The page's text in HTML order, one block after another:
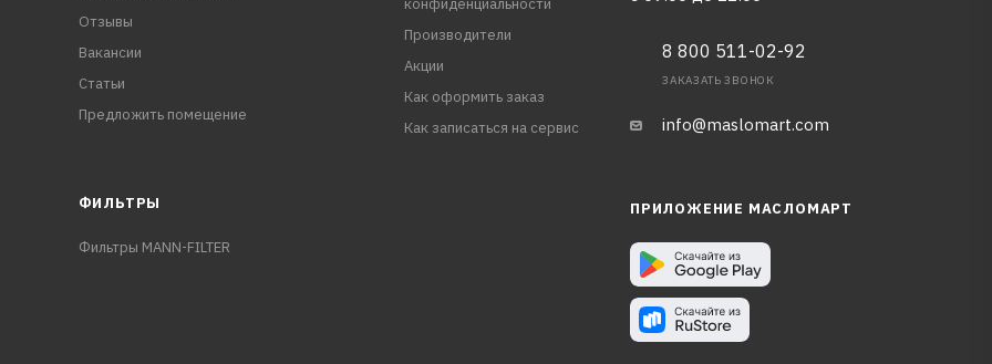
Отзывы
Вакансии
Статьи
Предложить помещение
конфиденциальности
Производители
Акции
Как оформить заказ
Как записаться на сервис
8 800 511-02-92
ЗАКАЗАТЬ ЗВОНОК
info@maslomart.com
ФИЛЬТРЫ
Фильтры MANN-FILTER
ПРИЛОЖЕНИЕ МАСЛОМАРТ